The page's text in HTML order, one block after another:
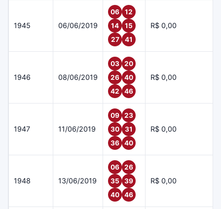
1945 06/06/2019
06
12
14
15
27
41
R$ 0,00
1946 08/06/2019
03
20
26
40
42
46
R$ 0,00
1947 11/06/2019
09
23
30
31
36
40
R$ 0,00
1948 13/06/2019
06
26
35
39
40
46
R$ 0,00